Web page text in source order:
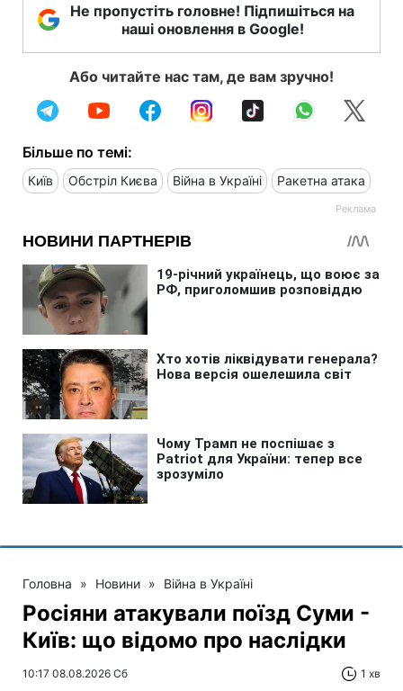
Не пропустіть головне! Підпишіться на
наші оновлення в Google!
Або читайте нас там, де вам зручно!
Більше по темі:
Київ Обстріл Києва Війна в Україні Ракетна атака
Головна » Новини » Війна в Україні
Росіяни атакували поїзд Суми -
Київ: що відомо про наслідки
10:17 08.08.2026 Сб 1 хв